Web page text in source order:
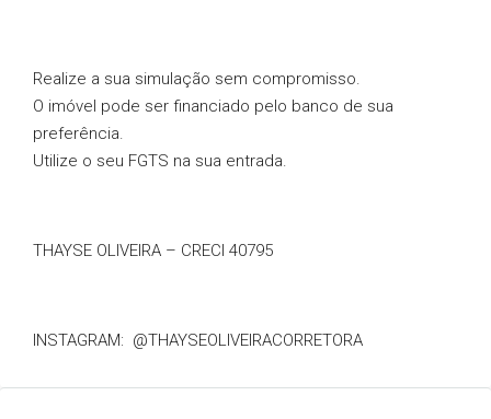
Realize a sua simulação sem compromisso.
O imóvel pode ser financiado pelo banco de sua
preferência.
Utilize o seu FGTS na sua entrada.
THAYSE OLIVEIRA – CRECI 40795
INSTAGRAM: @THAYSEOLIVEIRACORRETORA